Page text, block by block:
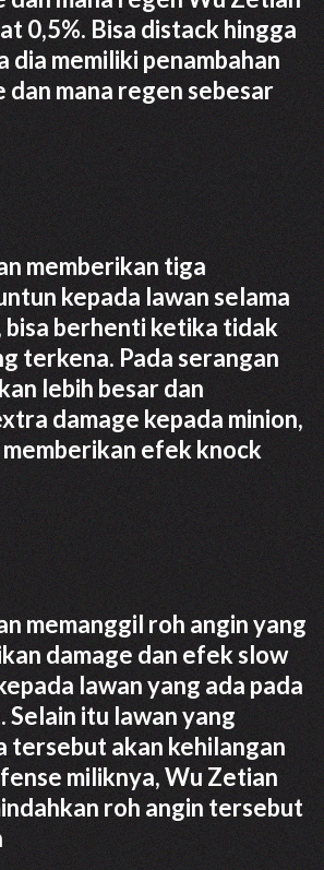
0,5%. Bisa distack hingga
dia memiliki penambahan
dan mana regen sebesar
memberikan tiga
kepada lawan selama
bisa berhenti ketika tidak
terkena. Pada serangan
lebih besar dan
damage kepada minion,
efek knock
memanggil roh angin yang
damage dan efek slow
lawan yang ada pada
itu lawan yang
tersebut akan kehilangan
miliknya, Wu Zetian
roh angin tersebut